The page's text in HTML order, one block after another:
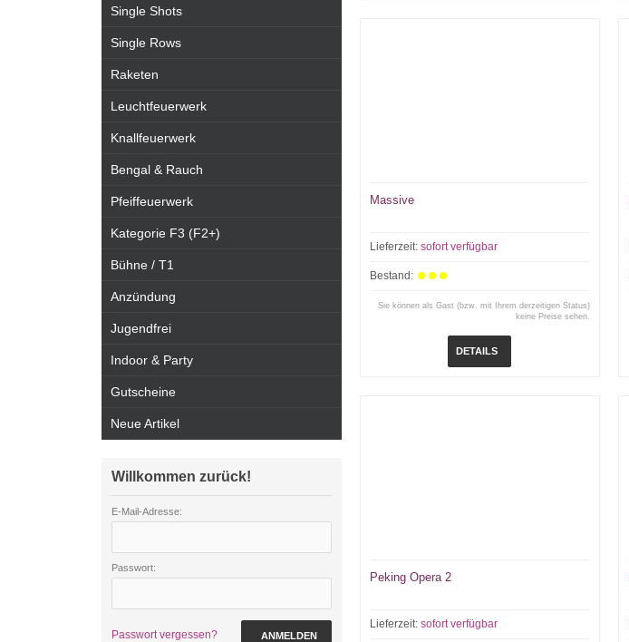
Massive
Lieferzeit: sofort verfügbar
Bestand:
Sie können als Gast (bzw. mit Ihrem derzeitigen Status)
keine Preise sehen.
DETAILS
Peking Opera 2
Lieferzeit: sofort verfügbar
Single Shots
Single Rows
Raketen
Leuchtfeuerwerk
Knallfeuerwerk
Bengal & Rauch
Pfeiffeuerwerk
Kategorie F3 (F2+)
Bühne / T1
Anzündung
Jugendfrei
Indoor & Party
Gutscheine
Neue Artikel
Willkommen zurück!
E-Mail-Adresse:
Passwort:
Passwort vergessen? ANMELDEN